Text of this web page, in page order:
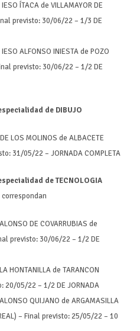
ÍTACA de VILLAMAYOR DE
previsto: 30/06/22 – 1/3 DE
ALFONSO INIESTA de POZO
previsto: 30/06/22 – 1/2 DE
de DIBUJO
LOS MOLINOS de ALBACETE
31/05/22 – JORNADA COMPLETA
de TECNOLOGIA
DE COVARRUBIAS de
previsto: 30/06/22 – 1/2 DE
HONTANILLA de TARANCON
20/05/22 – 1/2 DE JORNADA
QUIJANO de ARGAMASILLA
– Final previsto: 25/05/22 – 10